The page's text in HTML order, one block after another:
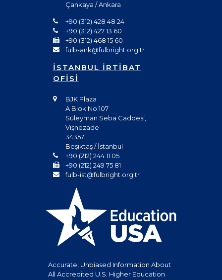
Çankaya / Ankara
+90 (312) 428 48 24
+90 (312) 427 13 60
+90 (312) 468 15 60
fulb-ank@fulbright.org.tr
İSTANBUL İRTİBAT
OFİSİ
BJK Plaza
A Blok No:107
Süleyman Seba Caddesi,
Vişnezade
34357
Beşiktaş / İstanbul
+90 (212) 244 11 05
+90 (212) 249 75 81
fulb-ist@fulbright.org.tr
Accurate, Unbiased Information About
All Accredited U.S. Higher Education